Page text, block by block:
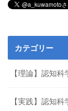
カテゴリー
【理論】認知
【実践】認知